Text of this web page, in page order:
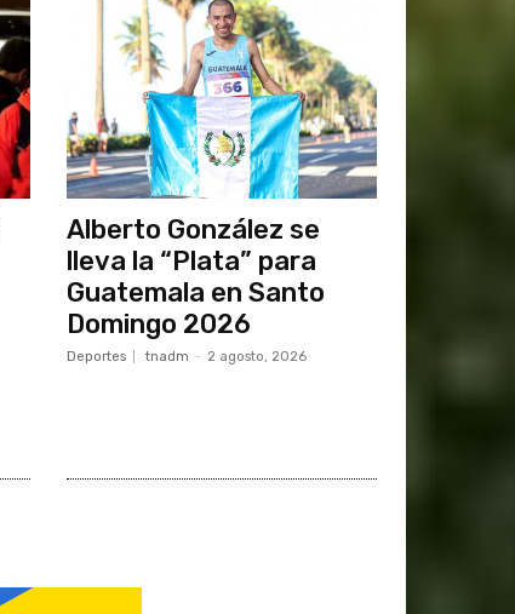
Alberto González se
lleva la “Plata” para
Guatemala en Santo
Domingo 2026
Deportes tnadm - 2 agosto, 2026